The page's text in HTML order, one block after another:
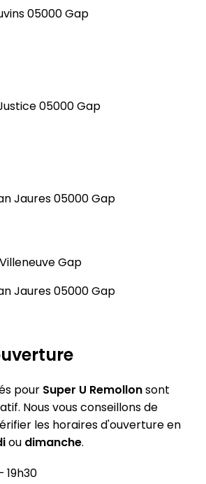
05000 Gap
05000 Gap
Jaures 05000 Gap
Gap
Jaures 05000 Gap
pour Super U Remollonsont
Nous vous conseillons de
les horaires d'ouverture en
ou dimanche.
19h30